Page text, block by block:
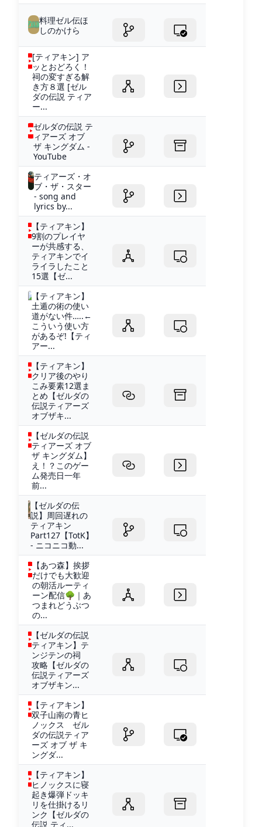
料理ゼル伝ほ
しのかけら
[ティアキン] ア
ッとおどろく！
祠の変すぎる解
き方８選 [ゼル
ダの伝説 ティア
ー...
ゼルダの伝説 テ
ィアーズ オブ
ザ キングダム -
YouTube
ティアーズ・オ
ブ・ザ・スター
- song and
lyrics by...
【ティアキン】
9割のプレイヤ
ーが共感する、
ティアキンでイ
ライラしたこと
15選【ゼ...
【ティアキン】
土遁の術の使い
道がない件…..←
こういう使い方
があるぞ!【ティ
アー...
【ティアキン】
クリア後のやり
こみ要素12選ま
とめ【ゼルダの
伝説ティアーズ
オブザキ...
【ゼルダの伝説
ティアーズ オブ
ザ キングダム】
え！？このゲー
ム発売日一年
前...
【ゼルダの伝
説】周回遅れの
ティアキン
Part127【TotK】
- ニコニコ動...
【あつ森】挨拶
だけでも大歓迎
の朝活ルーティ
ーン配信🌳｜あ
つまれどうぶつ
の...
【ゼルダの伝説
ティアキン】テ
ンジテンの祠
攻略【ゼルダの
伝説ティアーズ
オブザキン...
【ティアキン】
双子山南の青ヒ
ノックス ゼル
ダの伝説ティア
ーズ オブ ザ キ
ングダ...
【ティアキン】
ヒノックスに寝
起き爆弾ドッキ
リを仕掛けるリ
ンク【ゼルダの
伝説 ティ...